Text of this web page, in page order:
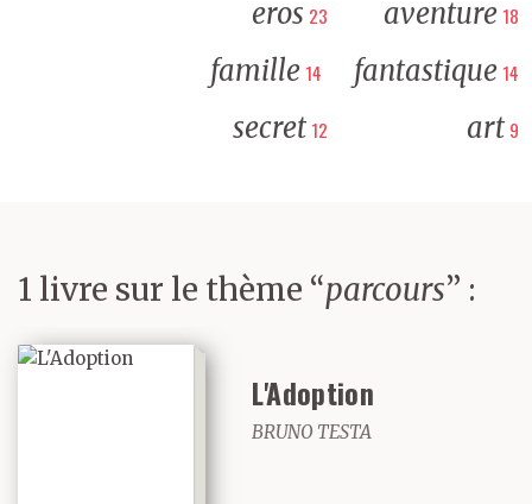
eros 23 aventure 18
famille 14 fantastique 14
secret 12 art 9
1 livre sur le thème “parcours” :
L'Adoption
BRUNO TESTA